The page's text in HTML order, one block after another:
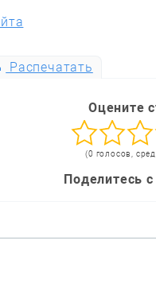
Распечатать
Оцените
(0 голосов,
Поделитесь